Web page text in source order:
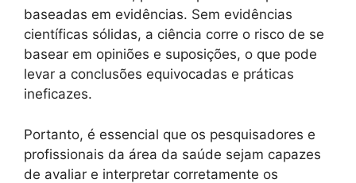
baseadas em evidências. Sem evidências
científicas sólidas, a ciência corre o risco de se
basear em opiniões e suposições, o que pode
levar a conclusões equivocadas e práticas
ineficazes.
Portanto, é essencial que os pesquisadores e
profissionais da área da saúde sejam capazes
de avaliar e interpretar corretamente os